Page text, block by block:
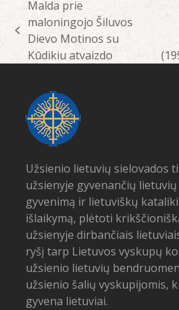
previous
post:
Malda prie
maloningojo Šiluvos
Dievo Motinos su
Kūdikiu atvaizdo
post:
Užsienio lietuvių sielovados
užsienyje gyvenančių
gyvenimą ir lietuviškų
išlaikymą, plėtoti
užsienyje dirbančiais
ryšį tarp Lietuvos vyskupų
užsienio lietuvių
užsienio šalių vyskupijomis,
gyvena lietuviai.